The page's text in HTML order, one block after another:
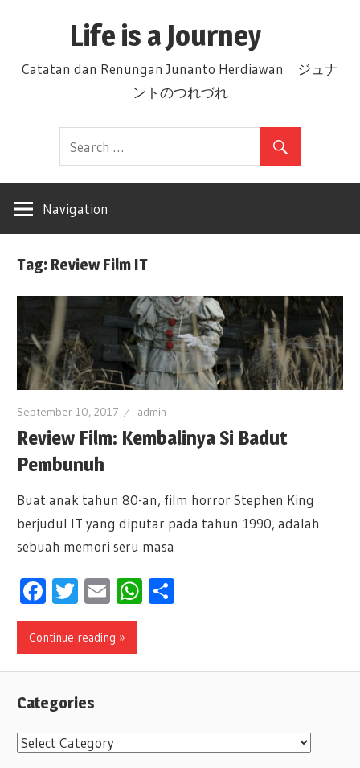
Life is a Journey
Catatan dan Renungan Junanto Herdiawan ジュナ
ントのつれづれ
Navigation
Tag: Review Film IT
September 10, 2017 admin
Review Film: Kembalinya Si Badut
Pembunuh
Buat anak tahun 80-an, film horror Stephen King
berjudul IT yang diputar pada tahun 1990, adalah
sebuah memori seru masa
Facebook
Twitter
EmailWhatsApp
Continue reading »
Categories
C